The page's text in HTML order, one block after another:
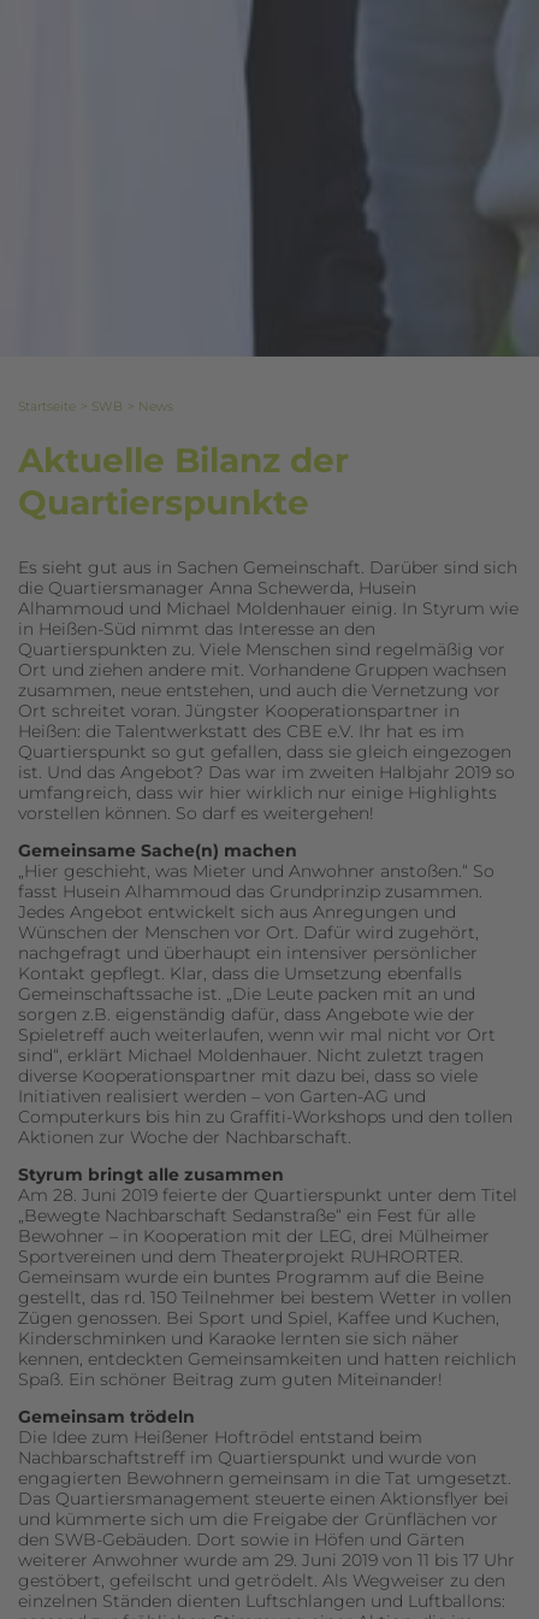
Startseite SWB News
Aktuelle Bilanz der
Quartierspunkte
Es sieht gut aus in Sachen Gemeinschaft. Darüber sind sich
die Quartiersmanager Anna Schewerda, Husein
Alhammoud und Michael Moldenhauer einig. In Styrum wie
in Heißen-Süd nimmt das Interesse an den
Quartierspunkten zu. Viele Menschen sind regelmäßig vor
Ort und ziehen andere mit. Vorhandene Gruppen wachsen
zusammen, neue entstehen, und auch die Vernetzung vor
Ort schreitet voran. Jüngster Kooperationspartner in
Heißen: die Talentwerkstatt des CBE e.V. Ihr hat es im
Quartierspunkt so gut gefallen, dass sie gleich eingezogen
ist. Und das Angebot? Das war im zweiten Halbjahr 2019 so
umfangreich, dass wir hier wirklich nur einige Highlights
vorstellen können. So darf es weitergehen!
Gemeinsame Sache(n) machen
„Hier geschieht, was Mieter und Anwohner anstoßen.“ So
fasst Husein Alhammoud das Grundprinzip zusammen.
Jedes Angebot entwickelt sich aus Anregungen und
Wünschen der Menschen vor Ort. Dafür wird zugehört,
nachgefragt und überhaupt ein intensiver persönlicher
Kontakt gepflegt. Klar, dass die Umsetzung ebenfalls
Gemeinschaftssache ist. „Die Leute packen mit an und
sorgen z.B. eigenständig dafür, dass Angebote wie der
Spieletreff auch weiterlaufen, wenn wir mal nicht vor Ort
sind“, erklärt Michael Moldenhauer. Nicht zuletzt tragen
diverse Kooperationspartner mit dazu bei, dass so viele
Initiativen realisiert werden – von Garten-AG und
Computerkurs bis hin zu Graffiti-Workshops und den tollen
Aktionen zur Woche der Nachbarschaft.
Styrum bringt alle zusammen
Am 28. Juni 2019 feierte der Quartierspunkt unter dem Titel
„Bewegte Nachbarschaft Sedanstraße“ ein Fest für alle
Bewohner – in Kooperation mit der LEG, drei Mülheimer
Sportvereinen und dem Theaterprojekt RUHRORTER.
Gemeinsam wurde ein buntes Programm auf die Beine
gestellt, das rd. 150 Teilnehmer bei bestem Wetter in vollen
Zügen genossen. Bei Sport und Spiel, Kaffee und Kuchen,
Kinderschminken und Karaoke lernten sie sich näher
kennen, entdeckten Gemeinsamkeiten und hatten reichlich
Spaß. Ein schöner Beitrag zum guten Miteinander!
Gemeinsam trödeln
Die Idee zum Heißener Hoftrödel entstand beim
Nachbarschaftstreff im Quartierspunkt und wurde von
engagierten Bewohnern gemeinsam in die Tat umgesetzt.
Das Quartiersmanagement steuerte einen Aktionsflyer bei
und kümmerte sich um die Freigabe der Grünflächen vor
den SWB-Gebäuden. Dort sowie in Höfen und Gärten
weiterer Anwohner wurde am 29. Juni 2019 von 11 bis 17 Uhr
gestöbert, gefeilscht und getrödelt. Als Wegweiser zu den
einzelnen Ständen dienten Luftschlangen und Luftballons: